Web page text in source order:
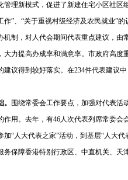
管理新模式，促进了新建住宅小区社
”、“关于重视村级经济及农民就业”
制，对人代会期间代表重点建议，由
大力提高办成率和满意率。市政府高
议得到较好落实。在234件代表建议
围绕常委会工作要点，加强对代表活
作用。去年，有46人次代表列席常委
“人大代表之家”活动，到基层“人大
务保障香港特别行政区、中直机关、